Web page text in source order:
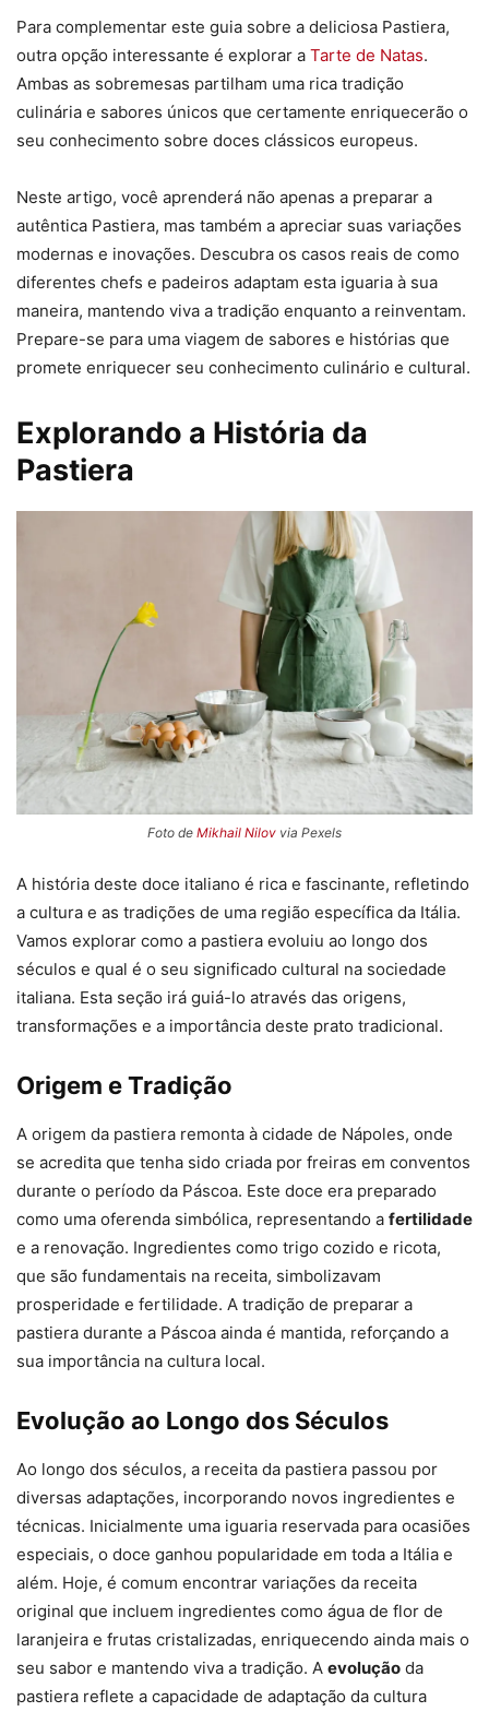
Para complementar este guia sobre a deliciosa Pastiera,
outra opção interessante é explorar a Tarte de Natas.
Ambas as sobremesas partilham uma rica tradição
culinária e sabores únicos que certamente enriquecerão o
seu conhecimento sobre doces clássicos europeus.
Neste artigo, você aprenderá não apenas a preparar a
autêntica Pastiera, mas também a apreciar suas variações
modernas e inovações. Descubra os casos reais de como
diferentes chefs e padeiros adaptam esta iguaria à sua
maneira, mantendo viva a tradição enquanto a reinventam.
Prepare-se para uma viagem de sabores e histórias que
promete enriquecer seu conhecimento culinário e cultural.
Explorando a História da
Pastiera
Foto de Mikhail Nilov via Pexels
A história deste doce italiano é rica e fascinante, refletindo
a cultura e as tradições de uma região específica da Itália.
Vamos explorar como a pastiera evoluiu ao longo dos
séculos e qual é o seu significado cultural na sociedade
italiana. Esta seção irá guiá-lo através das origens,
transformações e a importância deste prato tradicional.
Origem e Tradição
A origem da pastiera remonta à cidade de Nápoles, onde
se acredita que tenha sido criada por freiras em conventos
durante o período da Páscoa. Este doce era preparado
como uma oferenda simbólica, representando a fertilidade
e a renovação. Ingredientes como trigo cozido e ricota,
que são fundamentais na receita, simbolizavam
prosperidade e fertilidade. A tradição de preparar a
pastiera durante a Páscoa ainda é mantida, reforçando a
sua importância na cultura local.
Evolução ao Longo dos Séculos
Ao longo dos séculos, a receita da pastiera passou por
diversas adaptações, incorporando novos ingredientes e
técnicas. Inicialmente uma iguaria reservada para ocasiões
especiais, o doce ganhou popularidade em toda a Itália e
além. Hoje, é comum encontrar variações da receita
original que incluem ingredientes como água de flor de
laranjeira e frutas cristalizadas, enriquecendo ainda mais o
seu sabor e mantendo viva a tradição. A evolução da
pastiera reflete a capacidade de adaptação da cultura